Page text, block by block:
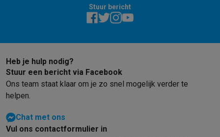
Stuur bericht
Heb je hulp nodig?
Stuur een bericht via Facebook
Ons team staat klaar om je zo snel mogelijk verder te
helpen.
Chat met ons
Vul ons contactformulier in